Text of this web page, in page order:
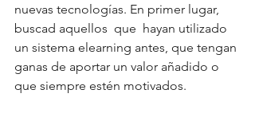
nuevas tecnologías. En primer lugar,
buscad aquellos  que  hayan utilizado
un sistema elearning antes, que tengan
ganas de aportar un valor añadido o
que siempre estén motivados.